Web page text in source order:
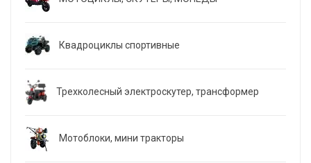
Квадроциклы спортивные
Трехколесный электроскутер, трансформер
Мотоблоки, мини тракторы